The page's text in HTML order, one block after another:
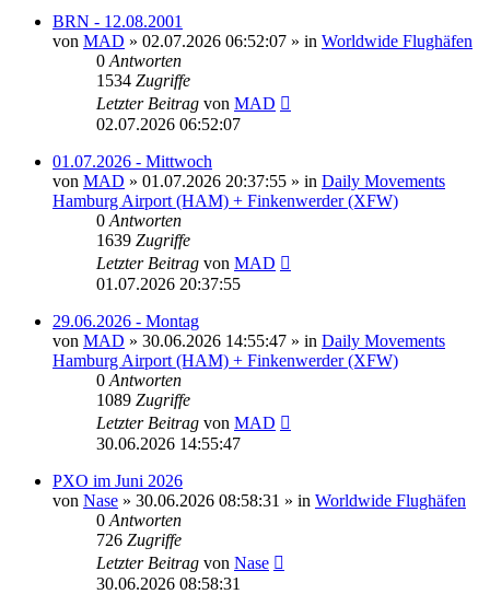
BRN - 12.08.2001
von MAD » 02.07.2026 06:52:07 » in Worldwide Flughäfen
0 Antworten
1534 Zugriffe
Letzter Beitrag von MAD
02.07.2026 06:52:07
01.07.2026 - Mittwoch
von MAD » 01.07.2026 20:37:55 » in Daily Movements
Hamburg Airport (HAM) + Finkenwerder (XFW)
0 Antworten
1639 Zugriffe
Letzter Beitrag von MAD
01.07.2026 20:37:55
29.06.2026 - Montag
von MAD » 30.06.2026 14:55:47 » in Daily Movements
Hamburg Airport (HAM) + Finkenwerder (XFW)
0 Antworten
1089 Zugriffe
Letzter Beitrag von MAD
30.06.2026 14:55:47
PXO im Juni 2026
von Nase » 30.06.2026 08:58:31 » in Worldwide Flughäfen
0 Antworten
726 Zugriffe
Letzter Beitrag von Nase
30.06.2026 08:58:31